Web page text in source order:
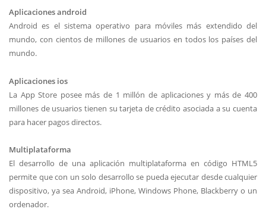
Aplicaciones android
Android es el sistema operativo para móviles más extendido del
mundo, con cientos de millones de usuarios en todos los países del
mundo.
Aplicaciones ios
La App Store posee más de 1 millón de aplicaciones y más de 400
millones de usuarios tienen su tarjeta de crédito asociada a su cuenta
para hacer pagos directos.
Multiplataforma
El desarrollo de una aplicación multiplataforma en código HTML5
permite que con un solo desarrollo se pueda ejecutar desde cualquier
dispositivo, ya sea Android, iPhone, Windows Phone, Blackberry o un
ordenador.